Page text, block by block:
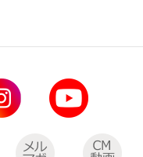
限定）